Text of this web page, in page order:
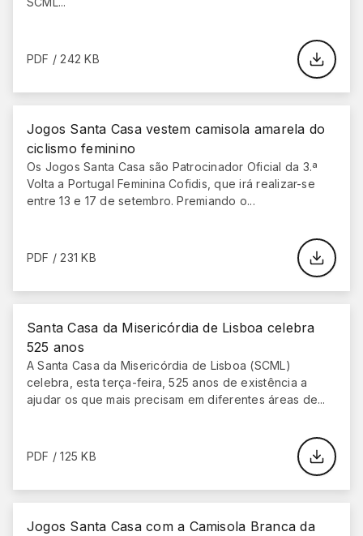
PDF / 242 KB
Jogos Santa Casa vestem camisola amarela do
ciclismo feminino
Os Jogos Santa Casa são Patrocinador Oficial da 3.ª
Volta a Portugal Feminina Cofidis, que irá realizar-se
entre 13 e 17 de setembro. Premiando o...
PDF / 231 KB
Santa Casa da Misericórdia de Lisboa celebra
525 anos
A Santa Casa da Misericórdia de Lisboa (SCML)
celebra, esta terça-feira, 525 anos de existência a
ajudar os que mais precisam em diferentes áreas de...
PDF / 125 KB
Jogos Santa Casa com a Camisola Branca da